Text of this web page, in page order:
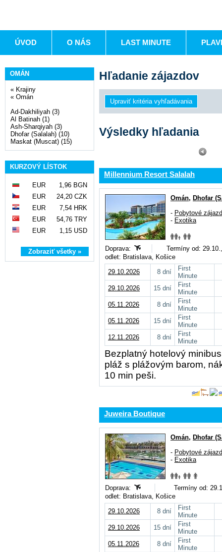
ÚVOD O NÁS LAST MINUTE
OMÁN
« Krajiny
« Omán
Ad-Dakhiliyah (3)
Al Batinah (1)
Ash-Sharqiyah (3)
Dhofar (Salalah) (10)
Maskat (Muscat) (15)
KURZOVÝ LÍSTOK
EUR
1,96 BGN
EUR
24,20 CZK
EUR
7,54 HRK
EUR
54,76 TRY
EUR
1,15 USD
Zobraziť všetky »
Hľadanie zájazdov
Výsledky hľadania
Millennium Resort Salalah
Omán, Dhofar
- Pobytové
- Exotika
Doprava:
Termíny od:
odlet: Bratislava, Košice
29.10.2026
8 dní
First
Minute
29.10.2026
15 dní
First
Minute
05.11.2026
8 dní
First
Minute
05.11.2026
15 dní
First
Minute
12.11.2026
8 dní
First
Minute
Bezplatný hotelový
pláž s plážovým barom,
10 min peši.
Juweira Boutique
Omán, Dhofar
- Pobytové
- Exotika
Doprava:
Termíny od:
odlet: Bratislava, Košice
29.10.2026
8 dní
First
Minute
29.10.2026
15 dní
First
Minute
05.11.2026
8 dní
First
Minute